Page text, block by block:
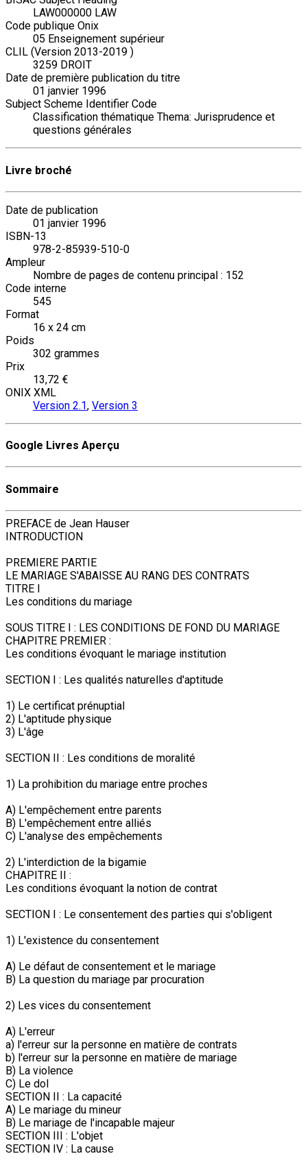
LAW000000 LAW
Code publique Onix
05 Enseignement supérieur
CLIL (Version 2013-2019 )
3259 DROIT
Date de première publication du titre
01 janvier 1996
Subject Scheme Identifier Code
Classification thématique Thema: Jurisprudence et
questions générales
Livre broché
Date de publication
01 janvier 1996
ISBN-13
978-2-85939-510-0
Ampleur
Nombre de pages de contenu principal : 152
Code interne
545
Format
16 x 24 cm
Poids
302 grammes
Prix
13,72 €
ONIX XML
Version 2.1, Version 3
Google Livres Aperçu
Sommaire
PREFACE de Jean Hauser
INTRODUCTION
PREMIERE PARTIE
LE MARIAGE S'ABAISSE AU RANG DES CONTRATS
TITRE I
Les conditions du mariage
SOUS TITRE I : LES CONDITIONS DE FOND DU MARIAGE
CHAPITRE PREMIER :
Les conditions évoquant le mariage institution
SECTION I : Les qualités naturelles d'aptitude
1) Le certificat prénuptial
2) L'aptitude physique
3) L'âge
SECTION II : Les conditions de moralité
1) La prohibition du mariage entre proches
A) L'empêchement entre parents
B) L'empêchement entre alliés
C) L'analyse des empêchements
2) L'interdiction de la bigamie
CHAPITRE II :
Les conditions évoquant la notion de contrat
SECTION I : Le consentement des parties qui s'obligent
1) L'existence du consentement
A) Le défaut de consentement et le mariage
B) La question du mariage par procuration
2) Les vices du consentement
A) L'erreur
a) l'erreur sur la personne en matière de contrats
b) l'erreur sur la personne en matière de mariage
B) La violence
C) Le dol
SECTION II : La capacité
A) Le mariage du mineur
B) Le mariage de l'incapable majeur
SECTION III : L'objet
SECTION IV : La cause